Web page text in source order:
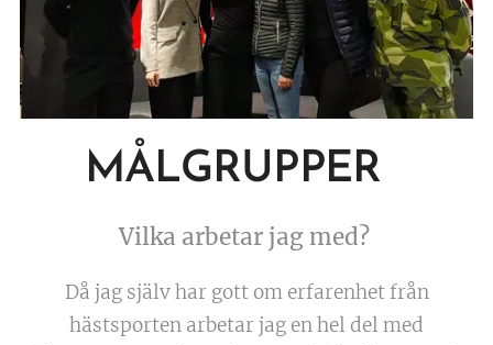
MÅLGRUPPER
Vilka arbetar jag med?
Då jag själv har gott om erfarenhet från
hästsporten arbetar jag en hel del med